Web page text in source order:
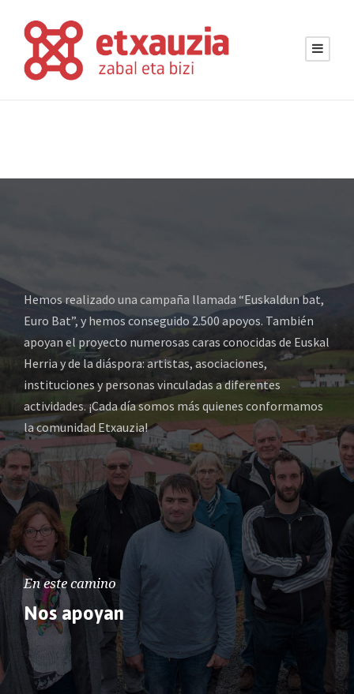
Hemos realizado una campaña llamada “Euskaldun bat,
Euro Bat”, y hemos conseguido 2.500 apoyos. También
apoyan el proyecto numerosas caras conocidas de Euskal
Herria y de la diáspora: artistas, asociaciones,
instituciones y personas vinculadas a diferentes
actividades. ¡Cada día somos más quienes conformamos
la comunidad Etxauzia!
En este camino
Nos apoyan